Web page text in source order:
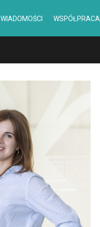
WIADOMOŚCI WSPÓŁPRACA